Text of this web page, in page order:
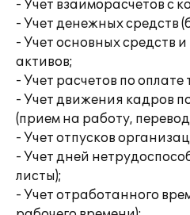
- Учет взаиморасчетов с
- Учет денежных средств
- Учет основных средств
активов;
- Учет расчетов по оплате
- Учет движения кадров
(прием на работу,
- Учет отпусков
- Учет дней
листы);
- Учет отработанного